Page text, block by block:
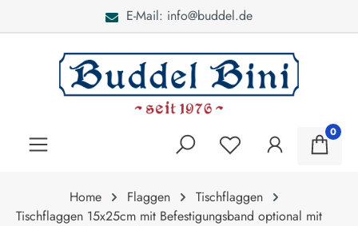
E-Mail: info@buddel.de
0
Home Flaggen
Tischflaggen
Tischflaggen 15x25cm mit Befestigungsband optional mit